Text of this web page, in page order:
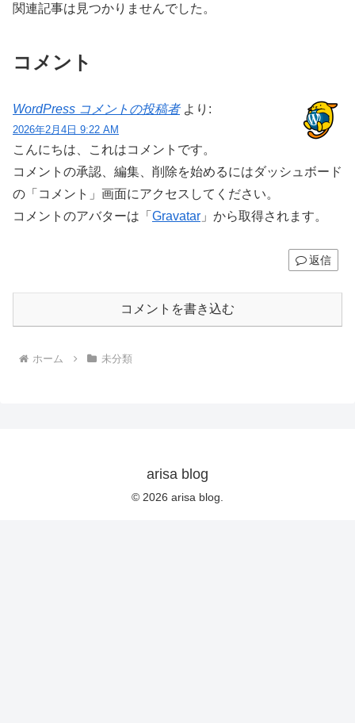
関連記事は見つかりませんでした。
コメント
WordPress コメントの投稿者 より:
2026年2月4日 9:22 AM
こんにちは、これはコメントです。
コメントの承認、編集、削除を始めるにはダッシュボード
の「コメント」画面にアクセスしてください。
コメントのアバターは「 Gravatar 」から取得されます。
返信
コメントを書き込む
ホーム 未分類
arisa blog
© 2026 arisa blog.